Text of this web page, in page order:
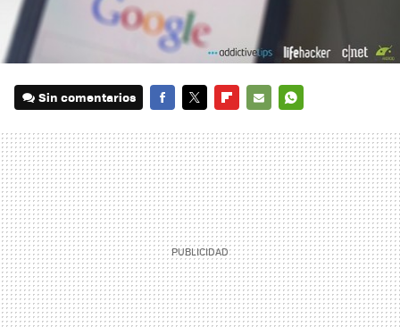
Sin comentarios
MAIL